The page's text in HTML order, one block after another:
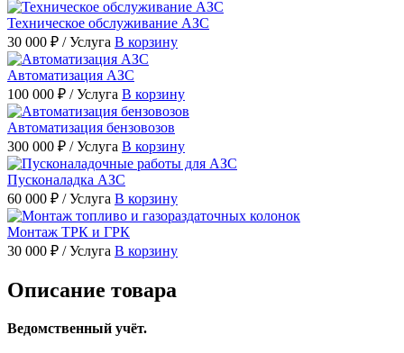
Техническое обслуживание АЗС
30 000 ₽ / Услуга В корзину
Автоматизация АЗС
100 000 ₽ / Услуга В корзину
Автоматизация бензовозов
300 000 ₽ / Услуга В корзину
Пусконаладка АЗС
60 000 ₽ / Услуга В корзину
Монтаж ТРК и ГРК
30 000 ₽ / Услуга В корзину
Описание товара
Ведомственный учёт.